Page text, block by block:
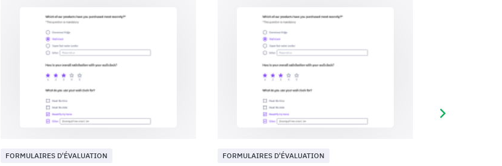
Vos attentes et suggestions
Dans l'avenir, nous souhaitons savoir quels changements vous aimeriez voir. Nous
apprécions vos idées et suggestions.
positif sur votre performance au travail ?
FORMULAIRES D'ÉVALUATION FORMULAIRES D'ÉVALUATION
Next slide